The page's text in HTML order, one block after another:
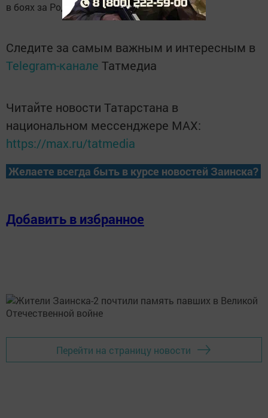
в боях за Родину.
Следите за самым важным и интересным в
Telegram-канале Татмедиа
Читайте новости Татарстана в
национальном мессенджере MАХ:
https://max.ru/tatmedia
Желаете всегда быть в курсе новостей Заинска?
Добавить в избранное
Перейти на страницу новости